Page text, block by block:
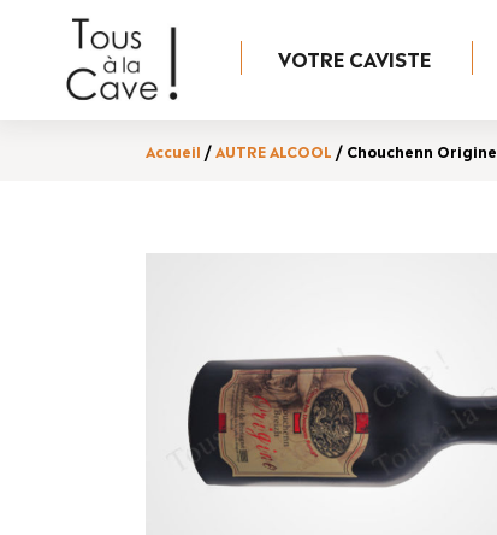
VOTRE CAVISTE
Accueil /AUTRE ALCOOL / Chouchenn Origine